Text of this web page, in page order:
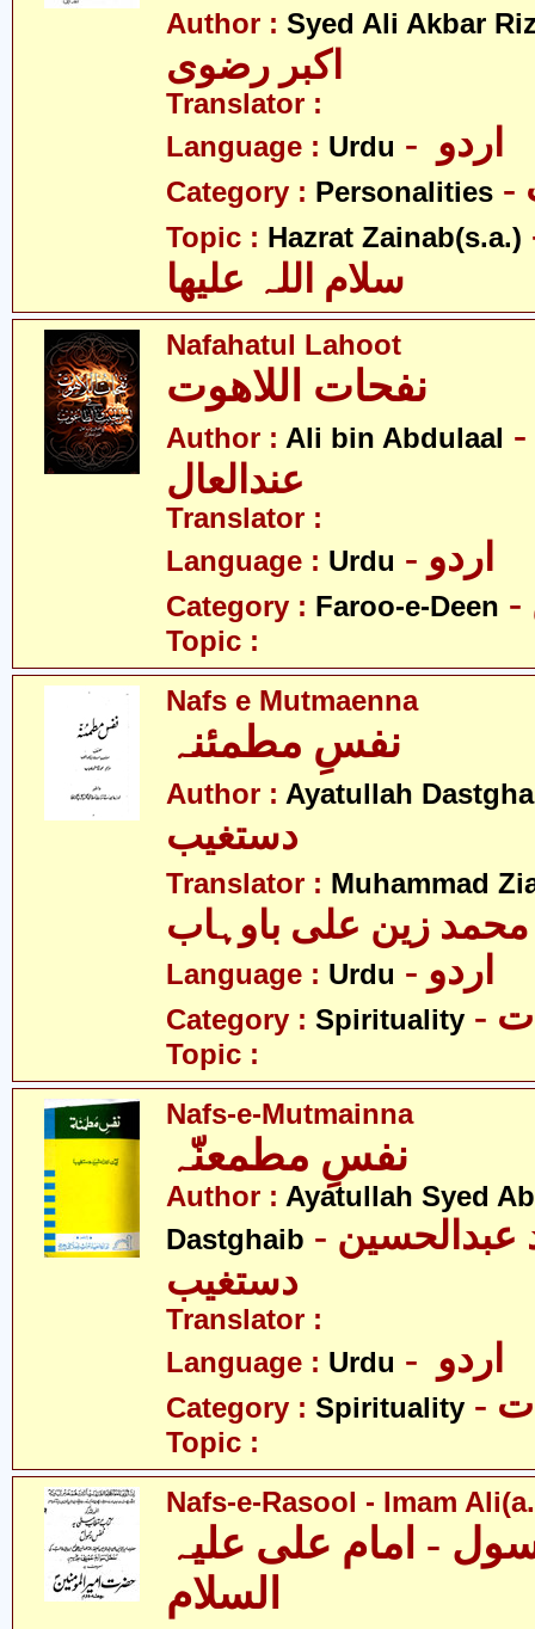
Author : Syed Ali Akbar
اکبر رضوی
Translator :
Language : Urdu
Category : Personalities
Topic : Hazrat Zainab(s.a.)
سلام اللہ علیھا
Nafahatul Lahoot
نفحات اللاھوت
Author : Ali bin Abdulaal - علی بن
عندالعال
Translator :
Language : Urdu - اردو
Category : Faroo-e-Deen
Topic :
Nafs e Mutmaenna
نفسِ مطمئنہ
Author : Ayatullah
دستغیب
Translator : Muhammad
محمد زین علی باوہاب
Language : Urdu - اردو
Category : Spirituality
Topic :
Nafs-e-Mutmainna
نفسِ مطمعنّہ
Author : Ayatullah Syed
Dastghaib - آیت اللہ سیّد عبدالحسین
دستغیب
Translator :
Language : Urdu
Category : Spirituality
Topic :
Nafs-e-Rasool - Imam
- امام علی علیہ